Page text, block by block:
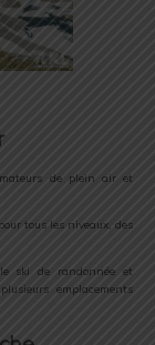
de plein air et
tous les niveaux, des
ski de randonnée et
emplacements